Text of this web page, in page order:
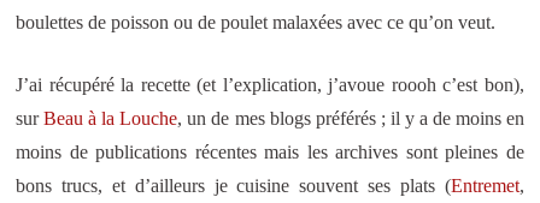
boulettes de poisson ou de poulet malaxées avec ce qu’on veut.
J’ai récupéré la recette (et l’explication, j’avoue roooh c’est bon),
surBeau à la Louche, un de mes blogs préférés ; il y a de moins en
moins de publications récentes mais les archives sont pleines de
bons trucs, et d’ailleurs je cuisine souvent ses plats (Entremet,